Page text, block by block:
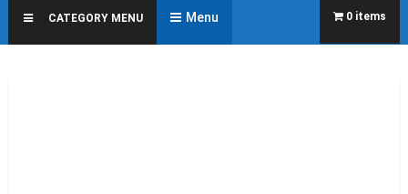
CATEGORY MENU Menu 0 items